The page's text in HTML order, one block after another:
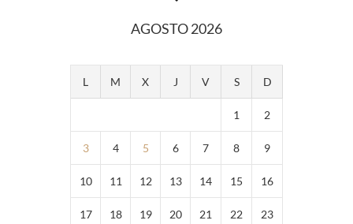
AGOSTO 2026
L M X J V S D
1 2
3 4 5 6 7 8 9
10 11 12 13 14 15 16
17 18 19 20 21 22 23